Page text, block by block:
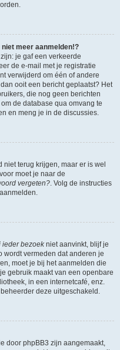
niet meer aanmelden!?
je gaf een verkeerde
de e-mail met je registratie
verwijderd om één of andere
ooit een bericht geplaatst? Het
die nog geen berichten
de database qua omvang te
en meng je in de discussies.
terug krijgen, maar er is wel
moet je naar de
vergeten?. Volg de instructies
ieder bezoekniet aanvinkt, blijf je
wordt vermeden dat anderen je
moet je bij het aanmelden die
gebruik maakt van een openbare
in een internetcafé, enz.
deze uitgeschakeld.
door phpBB3 zijn aangemaakt,